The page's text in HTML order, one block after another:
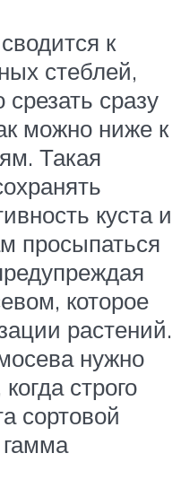
к
стеблей,
сразу
можно ниже к
Такая
куста и
просыпаться
которое
растений.
нужно
строго
сортовой